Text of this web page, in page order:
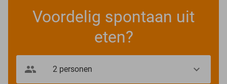
Voordelig spontaan uit
eten?